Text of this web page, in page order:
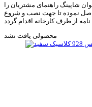
شاپینگ راهنمای مشتریان را
نموده تا جهت نصب و شروع
محصولی یافت نشد